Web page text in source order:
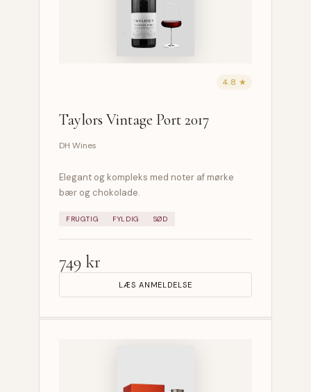
4.8 ★
Taylors Vintage Port 2017
DH Wines
Elegant og kompleks med noter af mørke
bær og chokolade.
FRUGTIG FYLDIG SØD
749 kr
LÆS ANMELDELSE